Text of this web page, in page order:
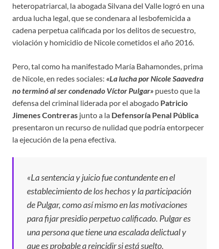
heteropatriarcal, la abogada Silvana del Valle logró en una
ardua lucha legal, que se condenara al lesbofemicida a
cadena perpetua calificada por los delitos de secuestro,
violación y homicidio de Nicole cometidos el año 2016.
Pero, tal como ha manifestado María Bahamondes, prima
de Nicole, en redes sociales: «La lucha por Nicole Saavedra
no terminó al ser condenado Víctor Pulgar» puesto que la
defensa del criminal liderada por el abogado Patricio
Jimenes Contreras junto a la Defensoría Penal Pública
presentaron un recurso de nulidad que podría entorpecer
la ejecución de la pena efectiva.
«La sentencia y juicio fue contundente en el
establecimiento de los hechos y la participación
de Pulgar, como así mismo en las motivaciones
para fijar presidio perpetuo calificado. Pulgar es
una persona que tiene una escalada delictual y
que es probable a reincidir si está suelto.